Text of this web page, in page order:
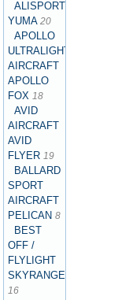
ALISPORT
YUMA 20
APOLLO
ULTRALIGHT
AIRCRAFT
APOLLO
FOX 18
AVID
AIRCRAFT
AVID
FLYER 19
BALLARD
SPORT
AIRCRAFT
PELICAN 8
BEST
OFF /
FLYLIGHT
SKYRANGER
16